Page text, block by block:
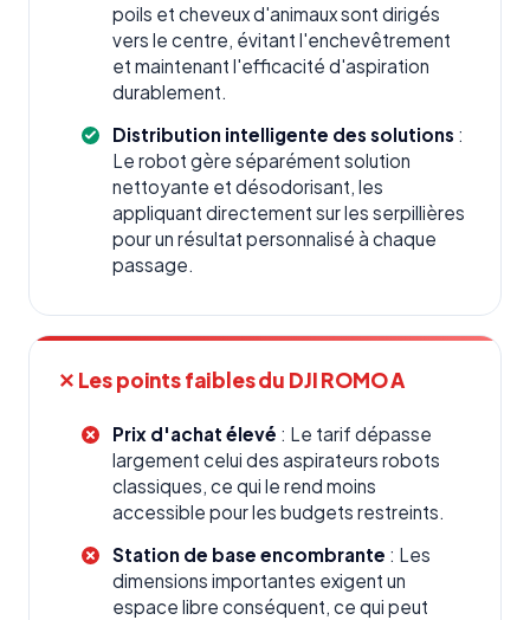
poils et cheveux d'animaux sont dirigés
vers le centre, évitant l'enchevêtrement
et maintenant l'efficacité d'aspiration
durablement.
Distribution intelligente des solutions :
Le robot gère séparément solution
nettoyante et désodorisant, les
appliquant directement sur les serpillières
pour un résultat personnalisé à chaque
passage.
✕ Les points faibles du DJI ROMO A
Prix d'achat élevé : Le tarif dépasse
largement celui des aspirateurs robots
classiques, ce qui le rend moins
accessible pour les budgets restreints.
Station de base encombrante : Les
dimensions importantes exigent un
espace libre conséquent, ce qui peut